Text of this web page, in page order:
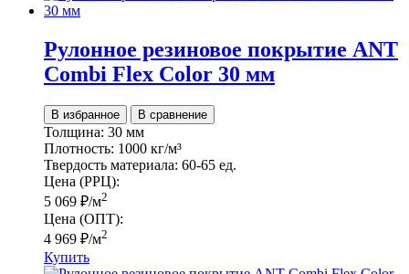
Рулонное резиновое покрытие ANT
Сombi Flex Color 30 мм
В избранное В сравнение
Толщина: 30 мм
Плотность: 1000 кг/м³
Твердость материала: 60-65 ед.
Цена (РРЦ):
5 069 ₽/м2
Цена (ОПТ):
4 969 ₽/м2
Купить